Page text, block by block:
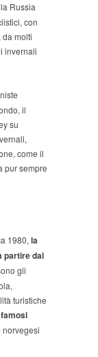
Russia
con
molti
invernali
il
su
come il
pur sempre
1980, la
partire dal
gli
turistiche
norvegesi